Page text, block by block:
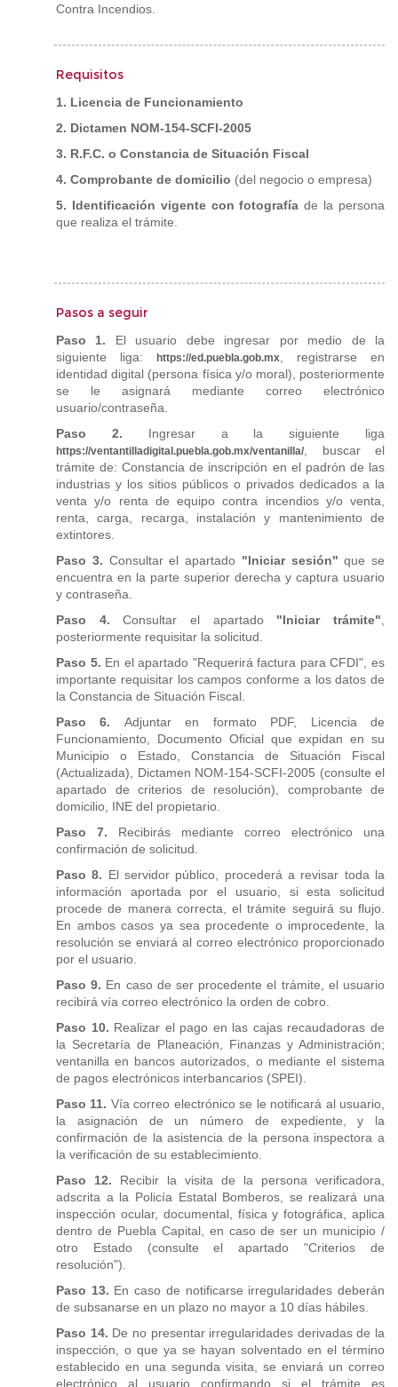
Contra Incendios.
Requisitos
1. Licencia de Funcionamiento
2. Dictamen NOM-154-SCFI-2005
3. R.F.C. o Constancia de Situación Fiscal
4. Comprobante de domicilio (del negocio o empresa)
5. Identificación vigente con fotografíade la persona
que realiza el trámite.
Pasos a seguir
Paso 1. El usuario debe ingresar por medio de la
siguiente liga:
https://ed.puebla.gob.mx , registrarse en
identidad digital (persona física y/o moral), posteriormente
se le asignará mediante correo electrónico
usuario/contraseña.
Paso 2. Ingresar a la siguiente liga
https://ventantilladigital.puebla.gob.mx/ventanilla/ , buscar el
trámite de: Constancia de inscripción en el padrón de las
industrias y los sitios públicos o privados dedicados a la
venta y/o renta de equipo contra incendios y/o venta,
renta, carga, recarga, instalación y mantenimiento de
extintores.
Paso 3. Consultar el apartado "Iniciar sesión" que se
encuentra en la parte superior derecha y captura usuario
y contraseña.
Paso 4. Consultar el apartado "Iniciar trámite"
posteriormente requisitar la solicitud.
Paso 5. En el apartado "Requerirá factura para CFDI", es
importante requisitar los campos conforme a los datos de
la Constancia de Situación Fiscal.
Paso 6. Adjuntar en formato PDF, Licencia de
Funcionamiento, Documento Oficial que expidan en su
Municipio o Estado, Constancia de Situación Fiscal
(Actualizada), Dictamen NOM-154-SCFI-2005 (consulte el
apartado de criterios de resolución), comprobante de
domicilio, INE del propietario.
Paso 7. Recibirás mediante correo electrónico una
confirmación de solicitud.
Paso 8. El servidor público, procederá a revisar toda la
información aportada por el usuario, si esta solicitud
procede de manera correcta, el trámite seguirá su flujo.
En ambos casos ya sea procedente o improcedente, la
resolución se enviará al correo electrónico proporcionado
por el usuario.
Paso 9. En caso de ser procedente el trámite, el usuario
recibirá vía correo electrónico la orden de cobro.
Paso 10. Realizar el pago en las cajas recaudadoras de
la Secretaría de Planeación, Finanzas y Administración;
ventanilla en bancos autorizados, o mediante el sistema
de pagos electrónicos interbancarios (SPEI).
Paso 11. Vía correo electrónico se le notificará al usuario,
la asignación de un número de expediente, y la
confirmación de la asistencia de la persona inspectora a
la verificación de su establecimiento.
Paso 12. Recibir la visita de la persona verificadora,
adscrita a la Policía Estatal Bomberos, se realizará una
inspección ocular, documental, física y fotográfica, aplica
dentro de Puebla Capital, en caso de ser un municipio /
otro Estado (consulte el apartado "Criterios de
resolución").
Paso 13. En caso de notificarse irregularidades deberán
de subsanarse en un plazo no mayor a 10 días hábiles.
Paso 14. De no presentar irregularidades derivadas de la
inspección, o que ya se hayan solventado en el término
establecido en una segunda visita, se enviará un correo
electrónico al usuario confirmando si el trámite es